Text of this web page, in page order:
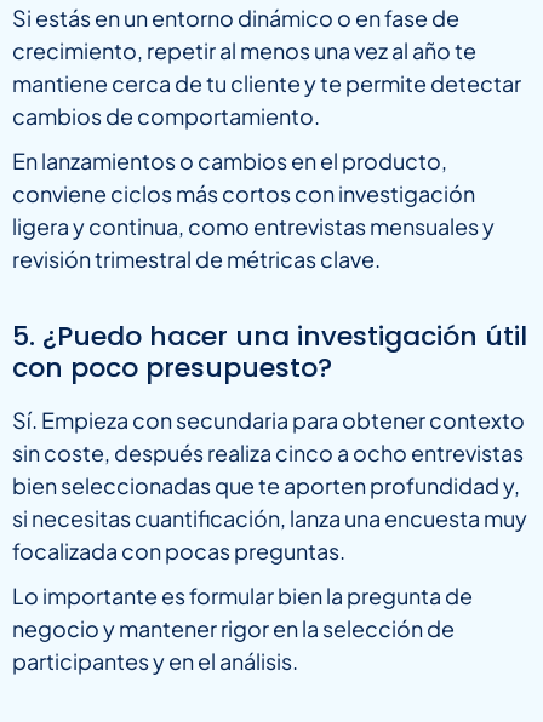
Si estás en un entorno dinámico o en fase de
crecimiento, repetir al menos una vez al año te
mantiene cerca de tu cliente y te permite detectar
cambios de comportamiento.
En lanzamientos o cambios en el producto,
conviene ciclos más cortos con investigación
ligera y continua, como entrevistas mensuales y
revisión trimestral de métricas clave.
5. ¿Puedo hacer una investigación útil
con poco presupuesto?
Sí. Empieza con secundaria para obtener contexto
sin coste, después realiza cinco a ocho entrevistas
bien seleccionadas que te aporten profundidad y,
si necesitas cuantificación, lanza una encuesta muy
focalizada con pocas preguntas.
Lo importante es formular bien la pregunta de
negocio y mantener rigor en la selección de
participantes y en el análisis.